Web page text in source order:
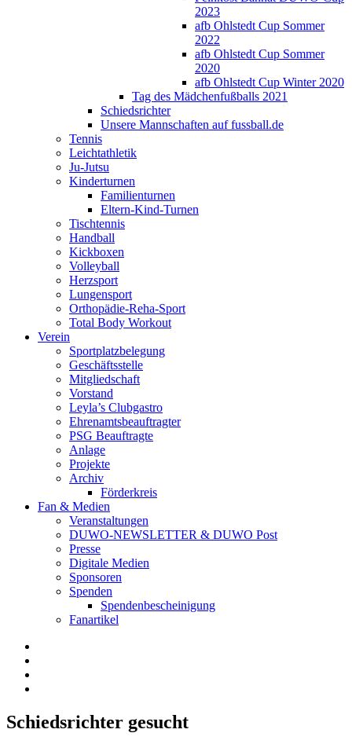
2023
afb Ohlstedt Cup Sommer
2022
afb Ohlstedt Cup Sommer
2020
afb Ohlstedt Cup Winter 2020
Tag des Mädchenfußballs 2021
Schiedsrichter
Unsere Mannschaften auf fussball.de
Tennis
Leichtathletik
Ju-Jutsu
Kinderturnen
Familienturnen
Eltern-Kind-Turnen
Tischtennis
Handball
Kickboxen
Volleyball
Herzsport
Lungensport
Orthopädie-Reha-Sport
Total Body Workout
Verein
Sportplatzbelegung
Geschäftsstelle
Mitgliedschaft
Vorstand
Leyla’s Clubgastro
Ehrenamtsbeauftragter
PSG Beauftragte
Anlage
Projekte
Archiv
Förderkreis
Fan & Medien
Veranstaltungen
DUWO-NEWSLETTER & DUWO Post
Presse
Digitale Medien
Sponsoren
Spenden
Spendenbescheinigung
Fanartikel
Schiedsrichter gesucht